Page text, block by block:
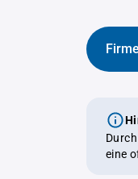
eine